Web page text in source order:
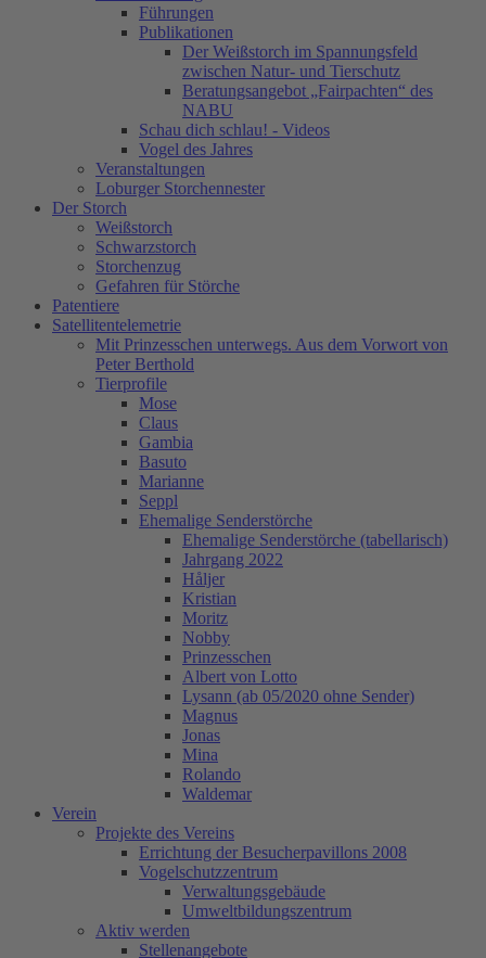
Führungen
Publikationen
Der Weißstorch im Spannungsfeld
zwischen Natur- und Tierschutz
Beratungsangebot „Fairpachten“ des
NABU
Schau dich schlau! - Videos
Vogel des Jahres
Veranstaltungen
Loburger Storchennester
Der Storch
Weißstorch
Schwarzstorch
Storchenzug
Gefahren für Störche
Patentiere
Satellitentelemetrie
Mit Prinzesschen unterwegs. Aus dem Vorwort von
Peter Berthold
Tierprofile
Mose
Claus
Gambia
Basuto
Marianne
Seppl
Ehemalige Senderstörche
Ehemalige Senderstörche (tabellarisch)
Jahrgang 2022
Håljer
Kristian
Moritz
Nobby
Prinzesschen
Albert von Lotto
Lysann (ab 05/2020 ohne Sender)
Magnus
Jonas
Mina
Rolando
Waldemar
Verein
Projekte des Vereins
Errichtung der Besucherpavillons 2008
Vogelschutzzentrum
Verwaltungsgebäude
Umweltbildungszentrum
Aktiv werden
Stellenangebote